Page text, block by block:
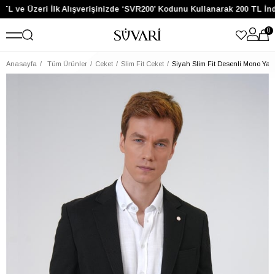
ve Üzeri İlk Alışverişinizde ‘SVR200’ Kodunu Kullanarak 200 TL
0
Anasayfa Tüm Ürünler Ceket Slim Fit Ceket Siyah Slim Fit Desenli Mono